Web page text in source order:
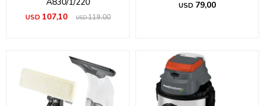
USD 107,10 USD119,00
USD 79,00